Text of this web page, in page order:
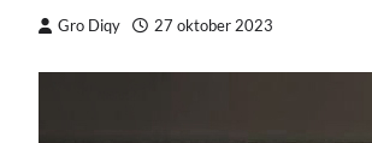
Gro Diqy 27 oktober 2023